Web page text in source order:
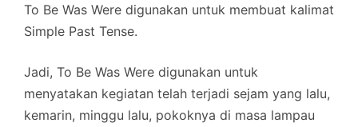
To Be Was Were digunakan untuk membuat kalimat
Simple Past Tense.
Jadi, To Be Was Were digunakan untuk
menyatakan kegiatan telah terjadi sejam yang lalu,
kemarin, minggu lalu, pokoknya di masa lampau